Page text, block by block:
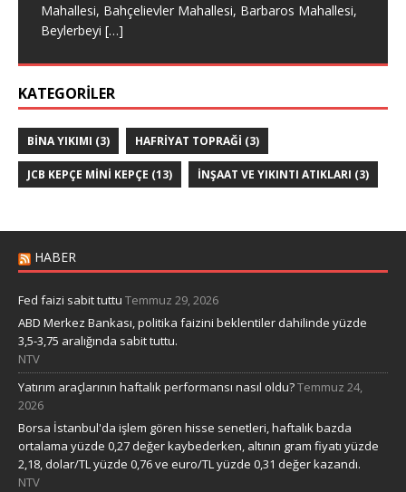
Mahallesi, Bahçelievler Mahallesi, Barbaros Mahallesi,
Beylerbeyi […]
Mahallesi, Atakent Mahallesi, Atatürk Mahallesi,[…]
Evliya Çelebi Mahallesi, Fatih Mahallesi,[…]
Alacalı Mahallesi, Avcıkoru Mahallesi, Balibey Mahallesi,
[…]
Mahallesi, Battalgazi Mahallesi, Fatih Mahallesi,
Hamidiye Mahallesi,
KATEGORILER
BINA YIKIMI (3) HAFRIYAT TOPRAĞI (3)
JCB KEPÇE MİNİ KEPÇE (13) İNŞAAT VE YIKINTI ATIKLARI (3)
HABER
Fed faizi sabit tuttu Temmuz 29, 2026
ABD Merkez Bankası, politika faizini beklentiler dahilinde yüzde
3,5-3,75 aralığında sabit tuttu.
NTV
Yatırım araçlarının haftalık performansı nasıl oldu?Temmuz 24,
2026
Borsa İstanbul'da işlem gören hisse senetleri, haftalık bazda
ortalama yüzde 0,27 değer kaybederken, altının gram fiyatı yüzde
2,18, dolar/TL yüzde 0,76 ve euro/TL yüzde 0,31 değer kazandı.
NTV